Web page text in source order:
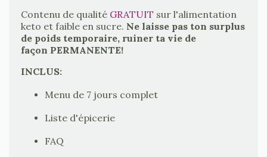
Contenu de qualité GRATUIT sur l'alimentation
keto et faible en sucre. Ne laisse pas ton surplus
de poids temporaire, ruiner ta vie de
façon PERMANENTE!
INCLUS:
Menu de 7 jours complet
Liste d'épicerie
FAQ